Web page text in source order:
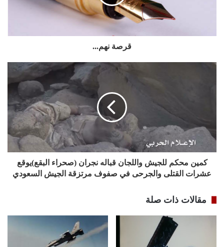
قرصة نهم...
كمين محكم للجيش واللجان قباله نجران (صحراء البقع)يوقع
عشرات القتلى والجرحى في صفوف مرتزقة الجيش السعودي
مقالات ذات صلة